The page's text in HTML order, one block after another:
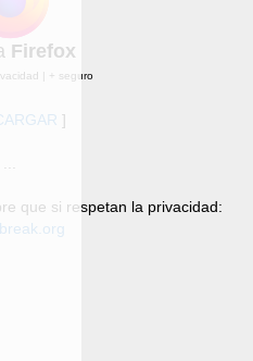
Firefox
| + seguro
]
que si respetan la privacidad: